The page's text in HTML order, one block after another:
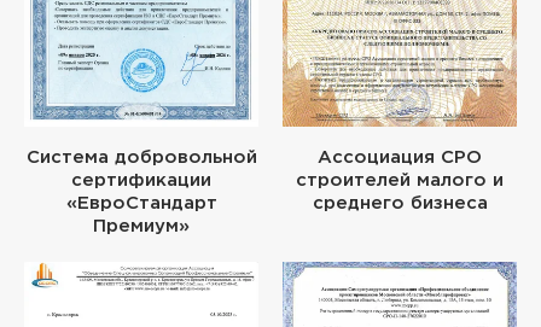
Система добровольной
сертификации
«ЕвроСтандарт
Премиум»
Ассоциация СРО
строителей малого и
среднего бизнеса